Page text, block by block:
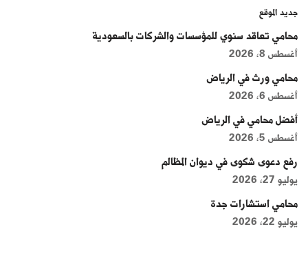
جديد الموقع
محامي تعاقد سنوي للمؤسسات والشركات بالسعودية
أغسطس 8, 2026
محامي ورث في الرياض
أغسطس 6, 2026
أفضل محامي في الرياض
أغسطس 5, 2026
رفع دعوى شكوى في ديوان المظالم
يوليو 27, 2026
محامي استشارات جدة
يوليو 22, 2026